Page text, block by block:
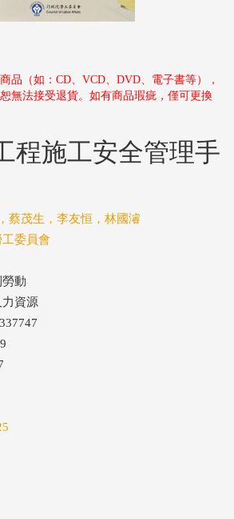
品（如：CD、VCD、DVD、電子書等），
無法接受退貨。如有商品瑕疵，僅可更換
程施工安全管理手
蔡茂生，李友恒，林國濬
委員會
動
資源